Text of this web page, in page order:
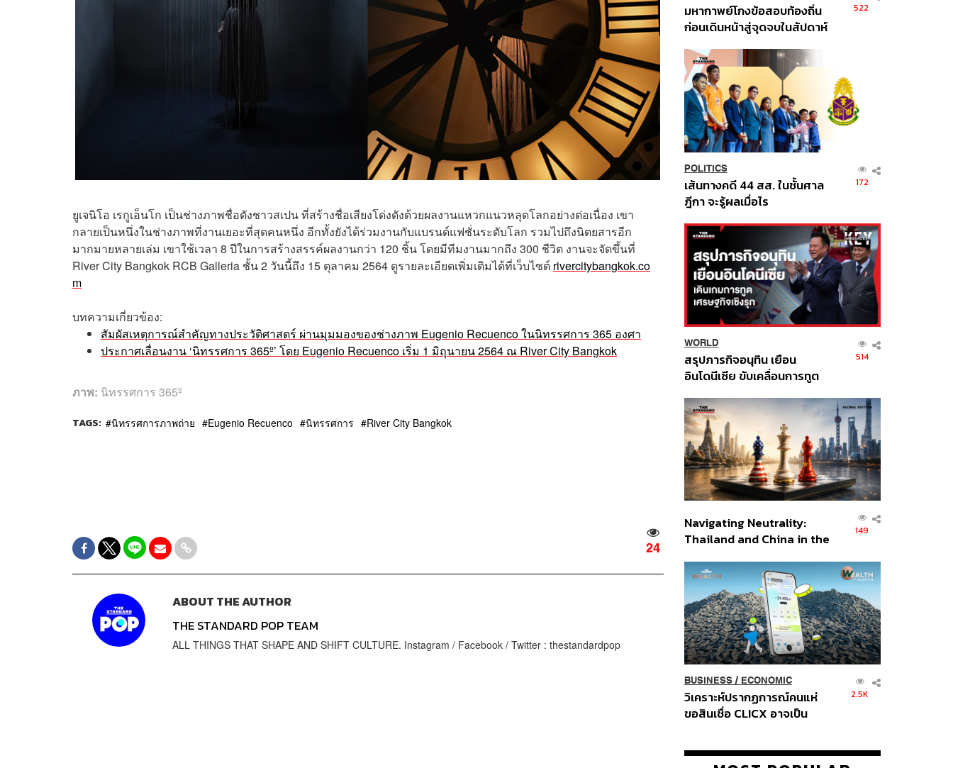
ยูเจนิโอ เรกูเอ็นโก เป็นช่างภาพชื่อดังชาวสเปน ที่สร้างชื่อเสียงโด่งดังด้วยผลงานแหวกแนวหลุดโลกอย่างต่อเนื่อง เขา
กลายเป็นหนึ่งในช่างภาพที่งานเยอะที่สุดคนหนึ่ง อีกทั้งยังได้ร่วมงานกับแบรนด์แฟชั่นระดับโลก รวมไปถึงนิตยสารอีก
มากมายหลายเล่ม เขาใช้เวลา 8 ปีในการสร้างสรรค์ผลงานกว่า 120 ชิ้น โดยมีทีมงานมากถึง 300 ชีวิต งานจะจัดขึ้นที่
River City Bangkok RCB Galleria ชั้น 2 วันนี้ถึง 15 ตุลาคม 2564 ดูรายละเอียดเพิ่มเติมได้ที่เว็บไซต์ rivercitybangkok.co
m
บทความเกี่ยวข้อง:
สัมผัสเหตุการณ์สำคัญทางประวัติศาสตร์ ผ่านมุมมองของช่างภาพ Eugenio Recuenco ในนิทรรศการ 365 องศา
ประกาศเลื่อนงาน ‘นิทรรศการ 365º’ โดย Eugenio Recuenco เริ่ม 1 มิถุนายน 2564 ณ River City Bangkok
ภาพ: นิทรรศการ 365º
TAGS: นิทรรศการภาพถ่าย Eugenio Recuenco นิทรรศการ River City Bangkok
24
ABOUT THE AUTHOR
THE STANDARD POP TEAM
ALL THINGS THAT SHAPE AND SHIFT CULTURE. Instagram / Facebook / Twitter : thestandardpop
มหากาพย์โกงข้อสอบท้องถิ่น
ก่อนเดินหน้าสู่จุดจบในสัปดาห์
522
POLITICS
เส้นทางคดี 44 สส. ในชั้นศาล
ฎีกา จะรู้ผลเมื่อไร
172
WORLD
สรุปภารกิจอนุทิน เยือน
อินโดนีเซีย ขับเคลื่อนการทูต
ส่วนยุทธศาสตร์ไทย –
อินโดนีเซีย
514
Navigating Neutrality:
Thailand and China in the
Order
149
BUSINESS/ ECONOMIC
วิเคราะห์ปรากฏการณ์คนแห่
ขอสินเชื่อ CLICX อาจเป็น
ปัญหาหนี้ครัวเรือนไทยที่ถูกซุก
2.5K